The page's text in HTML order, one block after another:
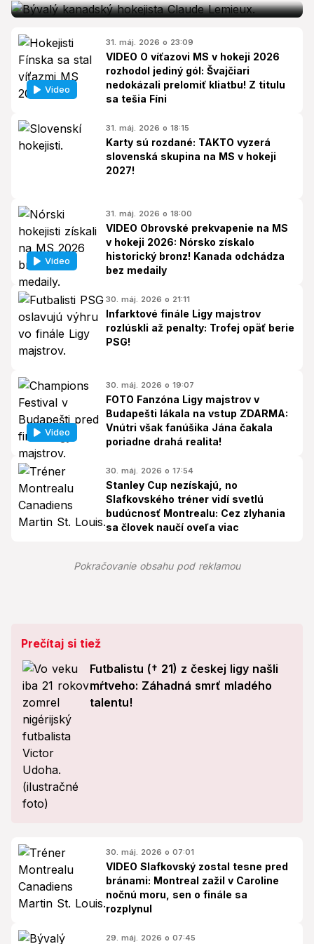
Video
31. máj. 2026 o 23:09
VIDEO O víťazovi MS v hokeji 2026
rozhodol jediný gól: Švajčiari
nedokázali prelomiť kliatbu! Z titulu
sa tešia Fíni
31. máj. 2026 o 18:15
Karty sú rozdané: TAKTO vyzerá
slovenská skupina na MS v hokeji
2027!
Video
31. máj. 2026 o 18:00
VIDEO Obrovské prekvapenie na MS
v hokeji 2026: Nórsko získalo
historický bronz! Kanada odchádza
bez medaily
30. máj. 2026 o 21:11
Infarktové finále Ligy majstrov
rozlúskli až penalty: Trofej opäť berie
PSG!
Video
30. máj. 2026 o 19:07
FOTO Fanzóna Ligy majstrov v
Budapešti lákala na vstup ZDARMA:
Vnútri však fanúšika Jána čakala
poriadne drahá realita!
30. máj. 2026 o 17:54
Stanley Cup nezískajú, no
Slafkovského tréner vidí svetlú
budúcnosť Montrealu: Cez zlyhania
sa človek naučí oveľa viac
Pokračovanie obsahu pod reklamou
Prečítaj si tiež
Futbalistu († 21) z českej ligy našli
mŕtveho: Záhadná smrť mladého
talentu!
30. máj. 2026 o 07:01
VIDEO Slafkovský zostal tesne pred
bránami: Montreal zažil v Caroline
nočnú moru, sen o finále sa
rozplynul
29. máj. 2026 o 07:45